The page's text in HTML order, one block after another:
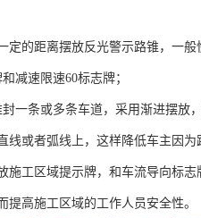
定的距离摆放反光警示路锥，一
减速限速60标志牌；
一条或多条车道，采用渐进摆放
线或者弧线上，这样降低车主因
施工区域提示牌，和车流导向标
高施工区域的工作人员安全性。